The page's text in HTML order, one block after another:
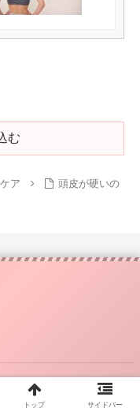
む
ア
頭皮が硬いの
トップ サイドバー